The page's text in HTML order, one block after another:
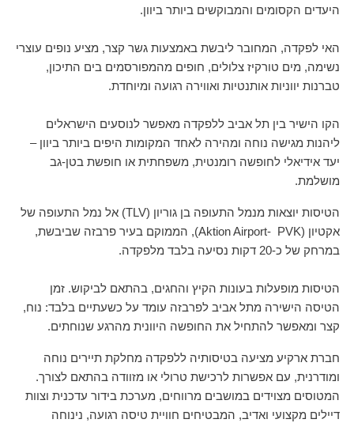
היעדים הקסומים והמבוקשים ביותר ביוון.
האי לפקדה, המחובר ליבשת באמצעות גשר קצר, מציע נופים עוצרי
נשימה, מים טורקיז צלולים, חופים מהמפורסמים בים התיכון,
טברנות יווניות אותנטיות ואווירה רגועה ומיוחדת.
הקו הישיר בין תל אביב ללפקדה מאפשר לנוסעים הישראלים
ליהנות מגישה נוחה ומהירה לאחד המקומות היפים ביותר ביוון –
יעד אידיאלי לחופשה רומנטית, משפחתית או חופשת בטן-גב
מושלמת.
הטיסות יוצאות מנמל התעופה בן גוריון (TLV) אל נמל התעופה של
אקטיון (Aktion Airport- PVK), הממוקם בעיר פרבזה שביבשת,
במרחק של כ-20 דקות נסיעה בלבד מלפקדה.
הטיסות מופעלות בעונות הקיץ והחגים, בהתאם לביקוש. זמן
הטיסה הישירה מתל אביב לפרבזה עומד על כשעתיים בלבד: נוח,
קצר ומאפשר להתחיל את החופשה היוונית מהרגע שנוחתים.
חברת ארקיע מציעה בטיסותיה ללפקדה מחלקת תיירים נוחה
ומודרנית, עם אפשרות לרכישת טרולי או מזוודה בהתאם לצורך.
המטוסים מצוידים במושבים מרווחים, מערכת בידור עדכנית וצוות
דיילים מקצועי ואדיב, המבטיחים חוויית טיסה רגועה, נינוחה